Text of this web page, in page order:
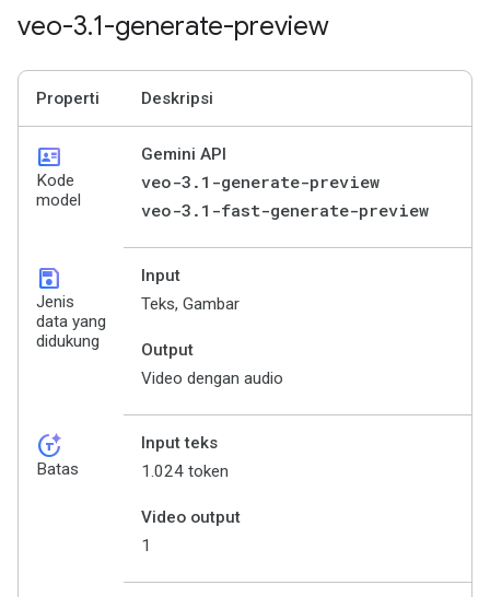
veo-3.1-generate-preview
Properti Deskripsi
id_card
Kode
model
Gemini API
veo-3.1-generate-preview
veo-3.1-fast-generate-preview
save
Jenis
data yang
didukung
Input
Teks, Gambar
Output
Video dengan audio
token_auto
Batas
Input teks
1.024 token
Video output
1